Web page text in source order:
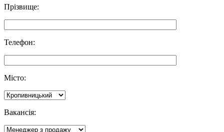
Прізвище:
Телефон:
Місто:
Вакансія: